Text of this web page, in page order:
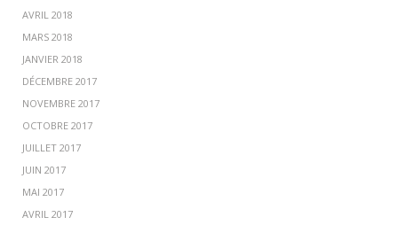
AVRIL 2018
MARS 2018
JANVIER 2018
DÉCEMBRE 2017
NOVEMBRE 2017
OCTOBRE 2017
JUILLET 2017
JUIN 2017
MAI 2017
AVRIL 2017